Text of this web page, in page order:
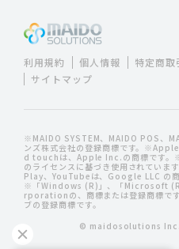
利用規約 個人情報 特定商取
サイトマップ
※MAIDO SYSTEM、MAIDO POS、
ンズ株式会社の登録商標です。
d touchは、Apple Inc.の商標です。
のライセンスに基づき使用されて
Play、YouTubeは、Google LLC の商
※「Windows (R)」、「Microsoft
rporationの、商標または登録商標で
ブの登録商標です。
© maidosolutions